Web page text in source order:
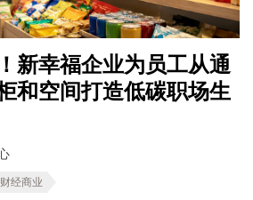
新幸福企业为员工从通
和空间打造低碳职场生
财经商业